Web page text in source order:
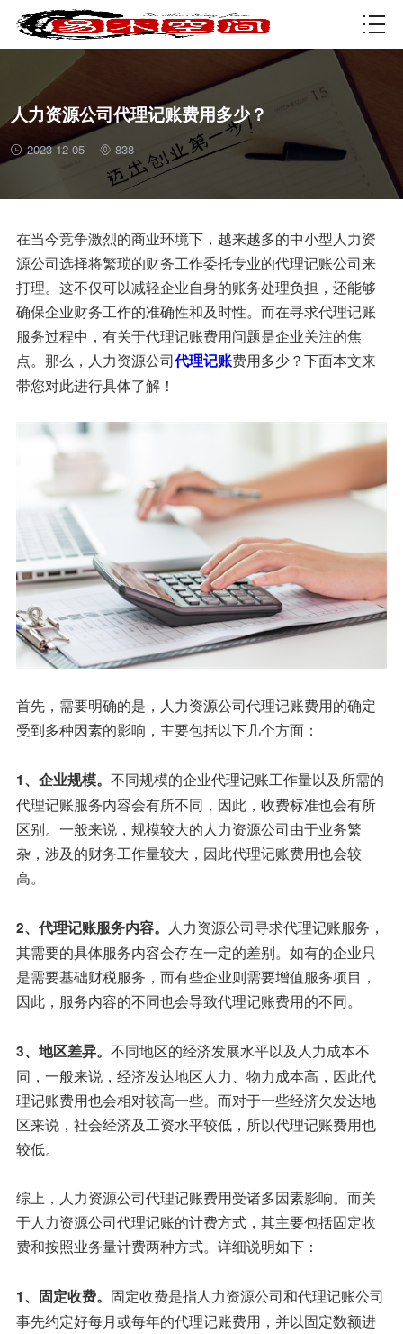
资质许可
人力资源公司代理记账费用多少？
2023-12-05 838
在当今竞争激烈的商业环境下，越来越多的中小型人力资
源公司选择将繁琐的财务工作委托专业的代理记账公司来
打理。这不仅可以减轻企业自身的账务处理负担，还能够
确保企业财务工作的准确性和及时性。而在寻求代理记账
服务过程中，有关于代理记账费用问题是企业关注的焦
点。那么，人力资源公司代理记账费用多少？下面本文来
带您对此进行具体了解！
首先，需要明确的是，人力资源公司代理记账费用的确定
受到多种因素的影响，主要包括以下几个方面：
1、企业规模。 不同规模的企业代理记账工作量以及所需的
代理记账服务内容会有所不同，因此，收费标准也会有所
区别。一般来说，规模较大的人力资源公司由于业务繁
杂，涉及的财务工作量较大，因此代理记账费用也会较
高。
2、代理记账服务内容。
人力资源公司寻求代理记账服务，
其需要的具体服务内容会存在一定的差别。如有的企业只
是需要基础财税服务，而有些企业则需要增值服务项目，
因此，服务内容的不同也会导致代理记账费用的不同。
3、地区差异。 不同地区的经济发展水平以及人力成本不
同，一般来说，经济发达地区人力、物力成本高，因此代
理记账费用也会相对较高一些。而对于一些经济欠发达地
区来说，社会经济及工资水平较低，所以代理记账费用也
较低。
综上，人力资源公司代理记账费用受诸多因素影响。而关
于人力资源公司代理记账的计费方式，其主要包括固定收
费和按照业务量计费两种方式。详细说明如下：
1、固定收费。 固定收费是指人力资源公司和代理记账公司
事先约定好每月或每年的代理记账费用，并以固定数额进